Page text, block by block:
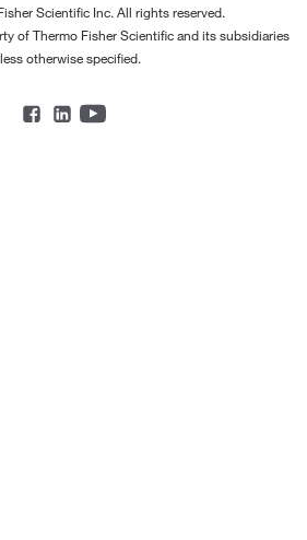
Scientific Inc. All rights reserved.
of Thermo Fisher Scientific and its subsidiaries
otherwise specified.